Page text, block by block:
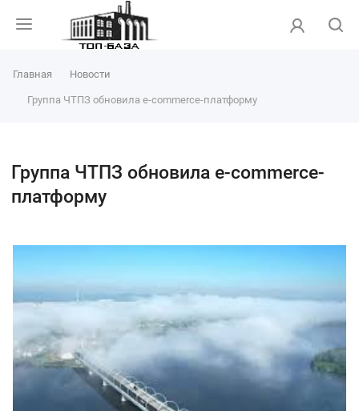
Главная Новости
Группа ЧТПЗ обновила e-commerce-платформу
Группа ЧТПЗ обновила e-commerce-
платформу